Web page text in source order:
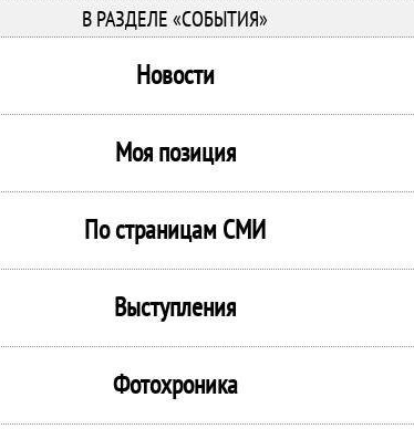
В РАЗДЕЛЕ «СОБЫТИЯ»
Новости
Моя позиция
По страницам СМИ
Выступления
Фотохроника